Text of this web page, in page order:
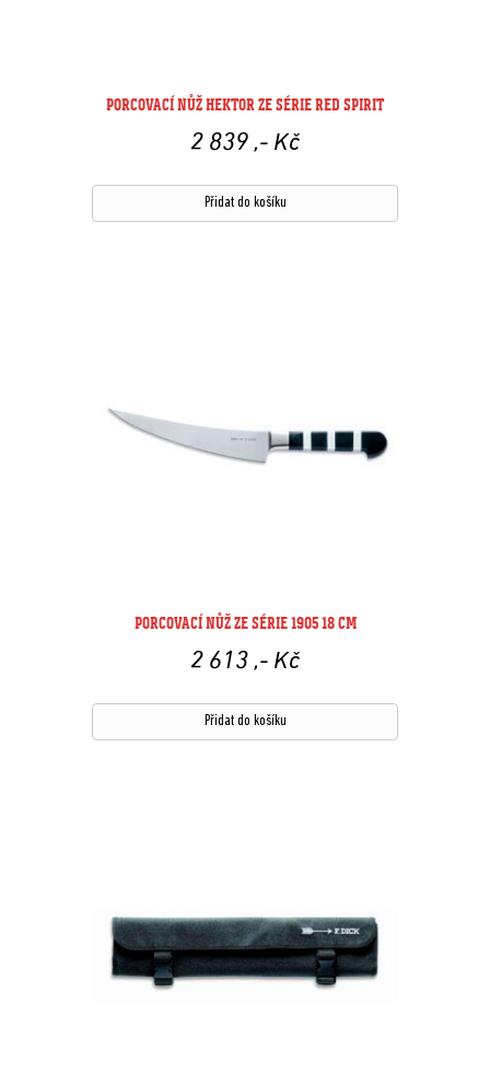
PORCOVACÍ NŮŽ HEKTOR ZE SÉRIE RED SPIRIT
2 839 ,- Kč
Přidat do košíku
PORCOVACÍ NŮŽ ZE SÉRIE 1905 18 CM
2 613 ,- Kč
Přidat do košíku